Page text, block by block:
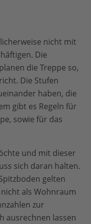
nicht mit
Die
die Treppe so,
Die Stufen
haben, die
gibt es Regeln für
sowie für das
und mit dieser
sich daran halten.
gelten
als Wohnraum
zur
ausrechnen lassen